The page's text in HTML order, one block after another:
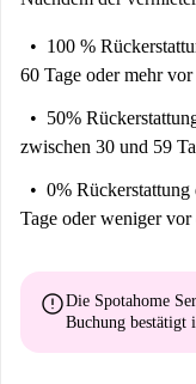
100 %
60 Tage oder mehr
50%
zwischen 30 und 59
0%
Tage oder weniger
errorDie Spotahome
Buchung bestätigt